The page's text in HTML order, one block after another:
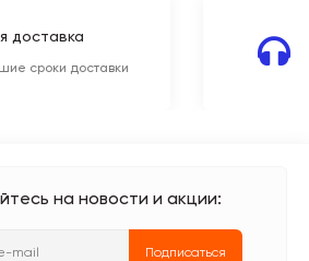
доставка
сроки доставки
на новости и акции:
Подписаться